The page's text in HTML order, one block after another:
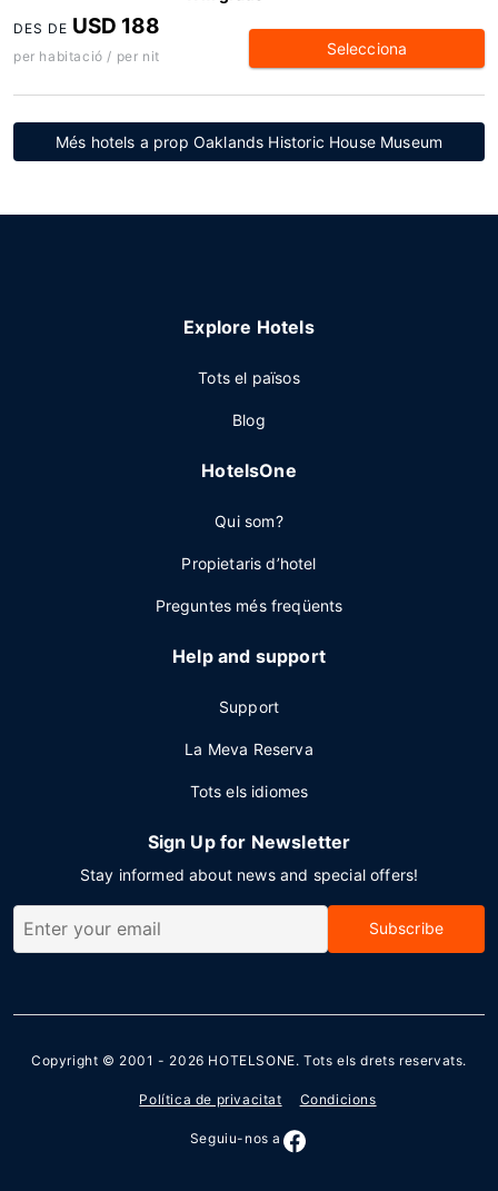
DES DE USD 188
per habitació / per nit Selecciona
Més hotels a prop Oaklands Historic House Museum
Explore Hotels
Tots el països
Blog
HotelsOne
Qui som?
Propietaris d’hotel
Preguntes més freqüents
Help and support
Support
La Meva Reserva
Tots els idiomes
Sign Up for Newsletter
Stay informed about news and special offers!
Subscribe
Copyright © 2001 - 2026 HOTELSONE. Tots els drets reservats.
Política de privacitat Condicions
Seguiu-nos a